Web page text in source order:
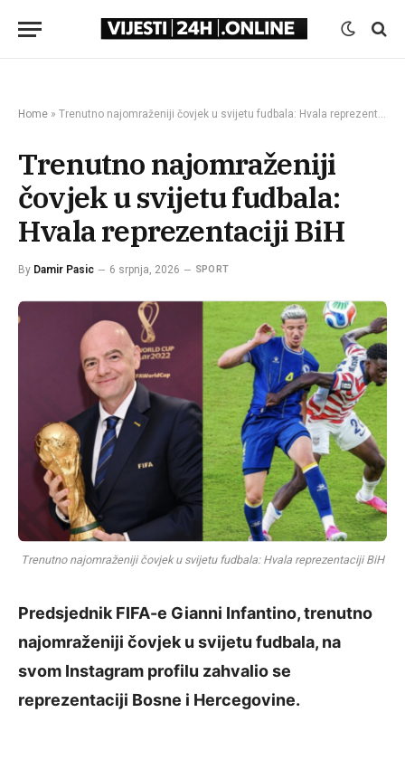
Home » Trenutno najomraženiji čovjek u svijetu fudbala: Hvala reprezentaciji BiH
Trenutno najomraženiji
čovjek u svijetu fudbala:
Hvala reprezentaciji BiH
By Damir Pasic 6 srpnja, 2026 SPORT
Trenutno najomraženiji čovjek u svijetu fudbala: Hvala reprezentaciji BiH
Predsjednik FIFA-e Gianni Infantino, trenutno
najomraženiji čovjek u svijetu fudbala, na
svom Instagram profilu zahvalio se
reprezentaciji Bosne i Hercegovine.